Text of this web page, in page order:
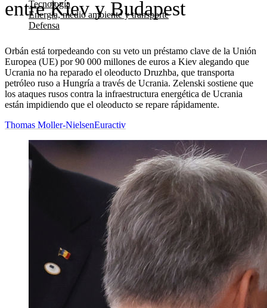
Tecnología
Energía, medio ambiente y transporte
Defensa
entre Kiev y Budapest
Orbán está torpedeando con su veto un préstamo clave de la Unión
Europea (UE) por 90 000 millones de euros a Kiev alegando que
Ucrania no ha reparado el oleoducto Druzhba, que transporta
petróleo ruso a Hungría a través de Ucrania. Zelenski sostiene que
los ataques rusos contra la infraestructura energética de Ucrania
están impidiendo que el oleoducto se repare rápidamente.
Thomas Moller-NielsenEuractiv